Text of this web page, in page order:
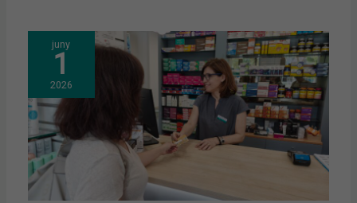
juny
1
2026